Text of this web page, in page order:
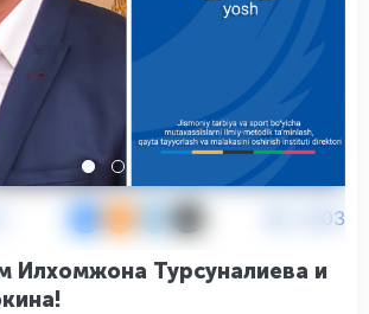
2603
Илхомжона Турсуналиева и